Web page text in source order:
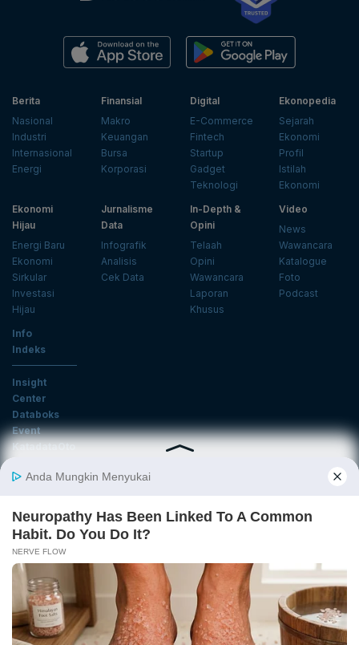
Berita
Nasional
Industri
Internasional
Energi
Finansial
Makro
Keuangan
Bursa
Korporasi
Digital
E-Commerce
Fintech
Startup
Gadget
Teknologi
Ekonopedia
Sejarah
Ekonomi
Profil
Istilah
Ekonomi
Ekonomi
Hijau
Energi Baru
Ekonomi
Sirkular
Investasi
Hijau
Jurnalisme
Data
Infografik
Analisis
Cek Data
In-Depth &
Opini
Telaah
Opini
Wawancara
Laporan
Khusus
Video
News
Wawancara
Katalogue
Foto
Podcast
Info
Indeks
Insight
Center
Databoks
Event
KatadataOto
Email
Daftar
Tentang Katadata Advertising Karier
Pedoman Media Siber
Kebijakan Privasi
Disclaimer Hubungi Kami